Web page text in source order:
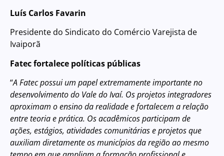
Luís Carlos Favarin
Presidente do Sindicato do Comércio Varejista de
Ivaiporã
Fatec fortalece políticas públicas
“A Fatec possui um papel extremamente importante no
desenvolvimento do Vale do Ivaí. Os projetos integradores
aproximam o ensino da realidade e fortalecem a relação
entre teoria e prática. Os acadêmicos participam de
ações, estágios, atividades comunitárias e projetos que
auxiliam diretamente os municípios da região ao mesmo